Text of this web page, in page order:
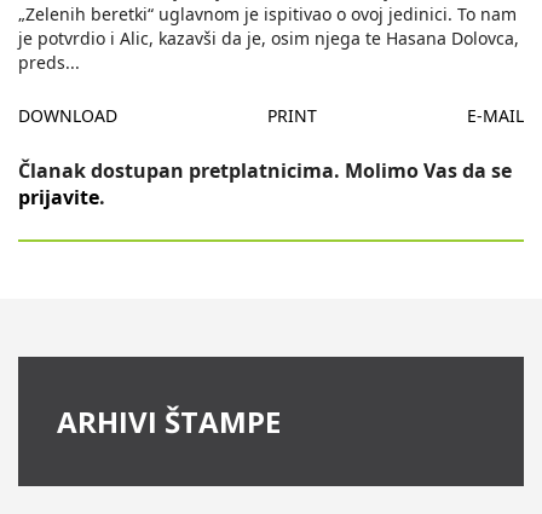
„Zelenih beretki“ uglavnom je ispitivao o ovoj jedinici. To nam
je potvrdio i Alic, kazavši da je, osim njega te Hasana Dolovca,
preds...
DOWNLOAD PRINT E-MAIL
Članak dostupan pretplatnicima. Molimo Vas da se
prijavite.
ARHIVI ŠTAMPE